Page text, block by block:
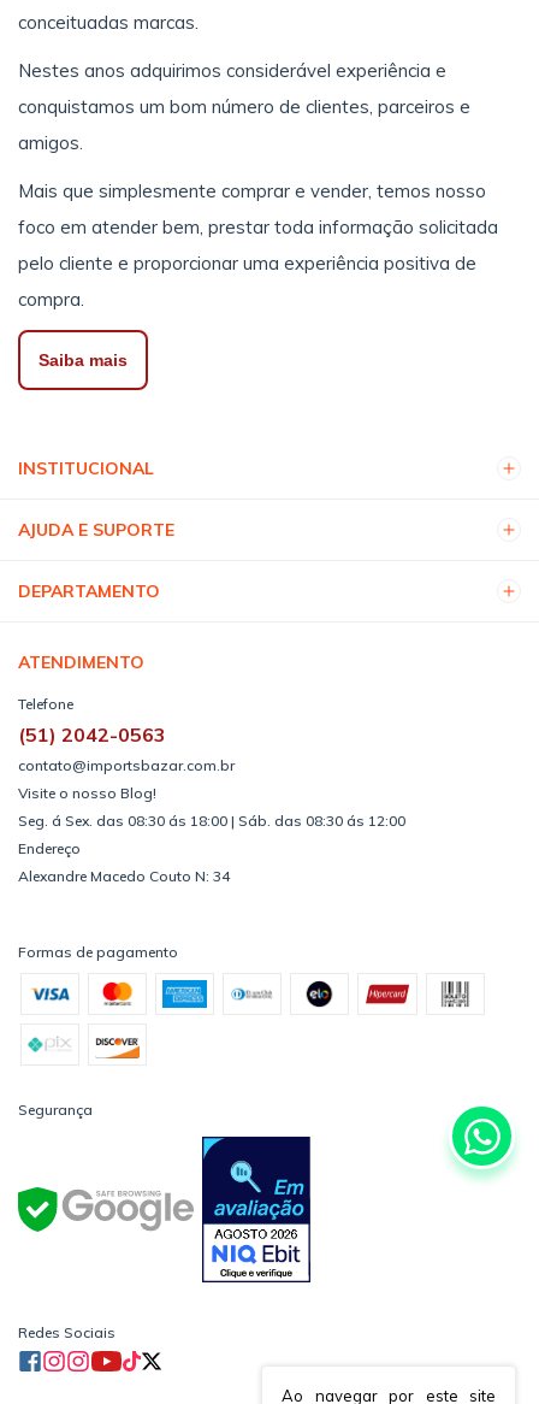
Ao navegar por este site
conceituadas marcas.
Nestes anos adquirimos considerável experiência e
conquistamos um bom número de clientes, parceiros e
amigos.
Mais que simplesmente comprar e vender, temos nosso
foco em atender bem, prestar toda informação solicitada
pelo cliente e proporcionar uma experiência positiva de
compra.
Saiba mais
INSTITUCIONAL
AJUDA E SUPORTE
DEPARTAMENTO
ATENDIMENTO
Telefone
(51) 2042-0563
contato@importsbazar.com.br
Visite o nosso Blog!
Seg. á Sex. das 08:30 ás 18:00 | Sáb. das 08:30 ás 12:00
Endereço
Alexandre Macedo Couto N: 34
Formas de pagamento
Segurança
Redes Sociais